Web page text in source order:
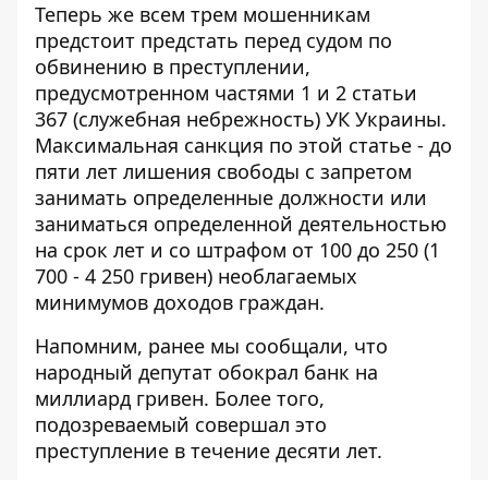
Теперь же всем трем мошенникам
предстоит предстать перед судом по
обвинению в преступлении,
предусмотренном частями 1 и 2 статьи
367 (служебная небрежность) УК Украины.
Максимальная санкция по этой статье - до
пяти лет лишения свободы с запретом
занимать определенные должности или
заниматься определенной деятельностью
на срок лет и со штрафом от 100 до 250 (1
700 - 4 250 гривен) необлагаемых
минимумов доходов граждан.
Напомним, ранее мы сообщали, что
народный депутат обокрал банк на
миллиард гривен. Более того,
подозреваемый совершал это
преступление в течение десяти лет.